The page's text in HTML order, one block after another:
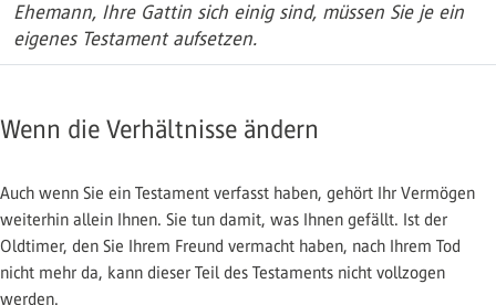
Ehemann, Ihre Gattin sich einig sind, müssen Sie je ein
eigenes Testament aufsetzen.
Wenn die Verhältnisse ändern
Auch wenn Sie ein Testament verfasst haben, gehört Ihr Vermögen
weiterhin allein Ihnen. Sie tun damit, was Ihnen gefällt. Ist der
Oldtimer, den Sie Ihrem Freund vermacht haben, nach Ihrem Tod
nicht mehr da, kann dieser Teil des Testaments nicht vollzogen
werden.